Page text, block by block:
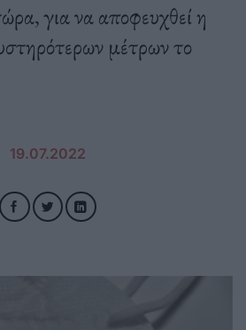
για να αποφευχθεί η
μέτρων το
19.07.2022